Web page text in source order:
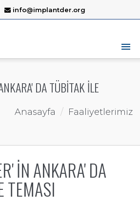
info@implantder.org
DA TÜBİTAK İLE
Anasayfa Faaliyetlerimiz
İN ANKARA' DA
TEMASI